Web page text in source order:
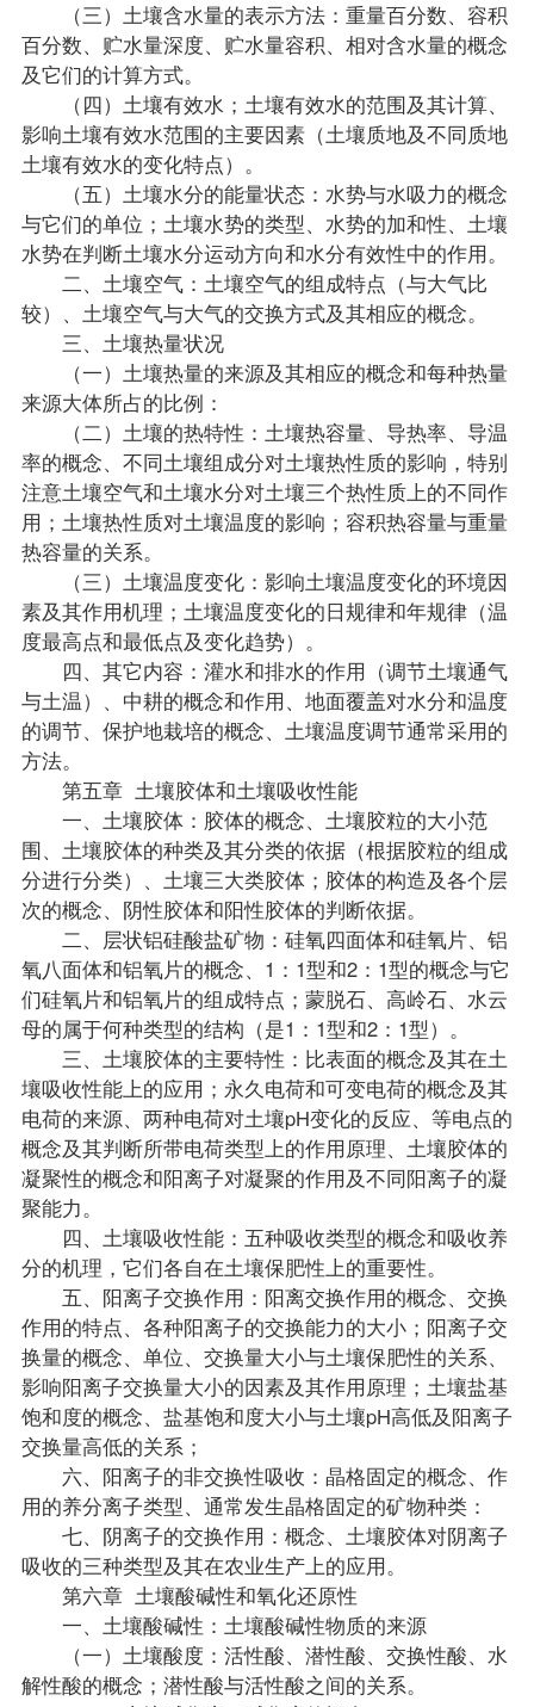
（三）土壤含水量的表示方法：重量百分数、容积
百分数、贮水量深度、贮水量容积、相对含水量的概念
及它们的计算方式。
（四）土壤有效水；土壤有效水的范围及其计算、
影响土壤有效水范围的主要因素（土壤质地及不同质地
土壤有效水的变化特点）。
（五）土壤水分的能量状态：水势与水吸力的概念
与它们的单位；土壤水势的类型、水势的加和性、土壤
水势在判断土壤水分运动方向和水分有效性中的作用。
二、土壤空气：土壤空气的组成特点（与大气比
较）、土壤空气与大气的交换方式及其相应的概念。
三、土壤热量状况
（一）土壤热量的来源及其相应的概念和每种热量
来源大体所占的比例：
（二）土壤的热特性：土壤热容量、导热率、导温
率的概念、不同土壤组成分对土壤热性质的影响，特别
注意土壤空气和土壤水分对土壤三个热性质上的不同作
用；土壤热性质对土壤温度的影响；容积热容量与重量
热容量的关系。
（三）土壤温度变化：影响土壤温度变化的环境因
素及其作用机理；土壤温度变化的日规律和年规律（温
度最高点和最低点及变化趋势）。
四、其它内容：灌水和排水的作用（调节土壤通气
与土温）、中耕的概念和作用、地面覆盖对水分和温度
的调节、保护地栽培的概念、土壤温度调节通常采用的
方法。
第五章 土壤胶体和土壤吸收性能
一、土壤胶体：胶体的概念、土壤胶粒的大小范
围、土壤胶体的种类及其分类的依据（根据胶粒的组成
分进行分类）、土壤三大类胶体；胶体的构造及各个层
次的概念、阴性胶体和阳性胶体的判断依据。
二、层状铝硅酸盐矿物：硅氧四面体和硅氧片、铝
氧八面体和铝氧片的概念、1：1型和2：1型的概念与它
们硅氧片和铝氧片的组成特点；蒙脱石、高岭石、水云
母的属于何种类型的结构（是1：1型和2：1型）。
三、土壤胶体的主要特性：比表面的概念及其在土
壤吸收性能上的应用；永久电荷和可变电荷的概念及其
电荷的来源、两种电荷对土壤pH变化的反应、等电点的
概念及其判断所带电荷类型上的作用原理、土壤胶体的
凝聚性的概念和阳离子对凝聚的作用及不同阳离子的凝
聚能力。
四、土壤吸收性能：五种吸收类型的概念和吸收养
分的机理，它们各自在土壤保肥性上的重要性。
五、阳离子交换作用：阳离交换作用的概念、交换
作用的特点、各种阳离子的交换能力的大小；阳离子交
换量的概念、单位、交换量大小与土壤保肥性的关系、
影响阳离子交换量大小的因素及其作用原理；土壤盐基
饱和度的概念、盐基饱和度大小与土壤pH高低及阳离子
交换量高低的关系；
六、阳离子的非交换性吸收：晶格固定的概念、作
用的养分离子类型、通常发生晶格固定的矿物种类：
七、阴离子的交换作用：概念、土壤胶体对阴离子
吸收的三种类型及其在农业生产上的应用。
第六章 土壤酸碱性和氧化还原性
一、土壤酸碱性：土壤酸碱性物质的来源
（一）土壤酸度：活性酸、潜性酸、交换性酸、水
解性酸的概念；潜性酸与活性酸之间的关系。